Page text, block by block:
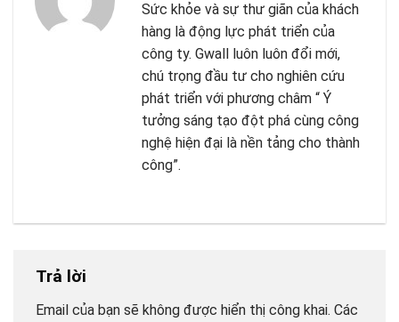
Sức khỏe và sự thư giãn của khách
hàng là động lực phát triển của
công ty. Gwall luôn luôn đổi mới,
chú trọng đầu tư cho nghiên cứu
phát triển với phương châm “ Ý
tưởng sáng tạo đột phá cùng công
nghệ hiện đại là nền tảng cho thành
công”.
Trả lời
Email của bạn sẽ không được hiển thị công khai. Các